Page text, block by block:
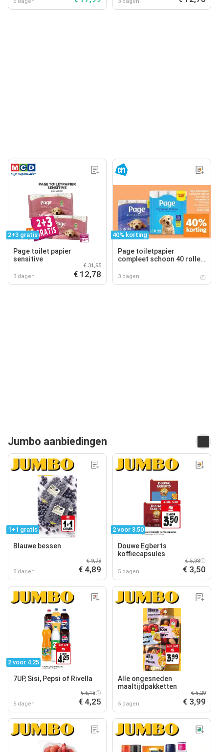
2+3 gratis
Page toilet papier
sensitive
3 dagen
€ 31,95
€ 12,78
40% korting
Page toiletpapier
compleet schoon 40 rollen
3 dagen
Jumbo aanbiedingen
1+1 gratis
Blauwe bessen
5 dagen
€ 9,78
€ 4,89
2 voor 3.50
Douwe Egberts
koffiecapsules
5 dagen
€ 5,98
€ 3,50
2 voor 4.25
7UP, Sisi, Pepsi of Rivella
5 dagen
€ 6,18
€ 4,25
Alle ongesneden
maaltijdpakketten
5 dagen
€ 6,29
€ 3,99